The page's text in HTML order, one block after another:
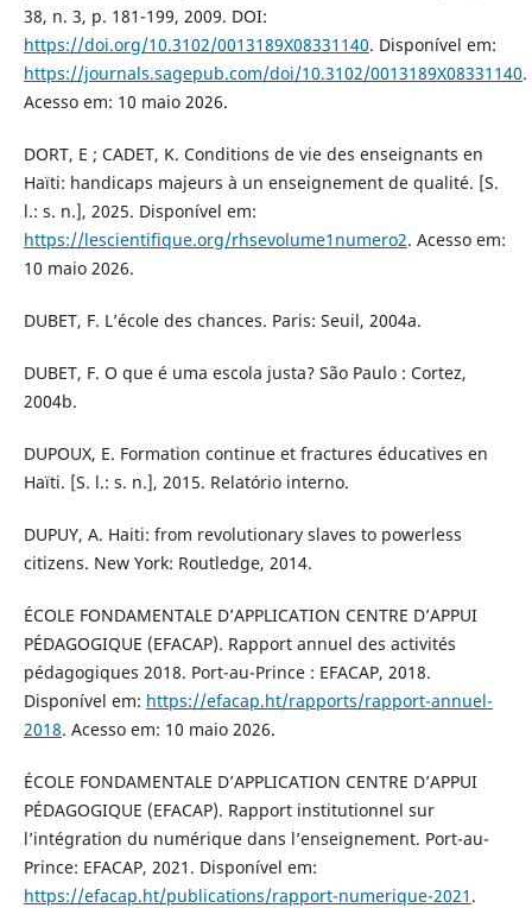
38, n. 3, p. 181-199, 2009. DOI:
https://doi.org/10.3102/0013189X08331140. Disponível em:
https://journals.sagepub.com/doi/10.3102/0013189X08331140.
Acesso em: 10 maio 2026.
DORT, E ; CADET, K. Conditions de vie des enseignants en
Haïti: handicaps majeurs à un enseignement de qualité. [S.
l.: s. n.], 2025. Disponível em:
https://lescientifique.org/rhsevolume1numero2. Acesso em:
10 maio 2026.
DUBET, F. L’école des chances. Paris: Seuil, 2004a.
DUBET, F. O que é uma escola justa? São Paulo : Cortez,
2004b.
DUPOUX, E. Formation continue et fractures éducatives en
Haïti. [S. l.: s. n.], 2015. Relatório interno.
DUPUY, A. Haiti: from revolutionary slaves to powerless
citizens. New York: Routledge, 2014.
ÉCOLE FONDAMENTALE D’APPLICATION CENTRE D’APPUI
PÉDAGOGIQUE (EFACAP). Rapport annuel des activités
pédagogiques 2018. Port-au-Prince : EFACAP, 2018.
Disponível em: https://efacap.ht/rapports/rapport-annuel-
2018. Acesso em: 10 maio 2026.
ÉCOLE FONDAMENTALE D’APPLICATION CENTRE D’APPUI
PÉDAGOGIQUE (EFACAP). Rapport institutionnel sur
l’intégration du numérique dans l’enseignement. Port-au-
Prince: EFACAP, 2021. Disponível em:
https://efacap.ht/publications/rapport-numerique-2021 .